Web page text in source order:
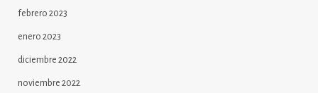
febrero 2023
enero 2023
diciembre 2022
noviembre 2022